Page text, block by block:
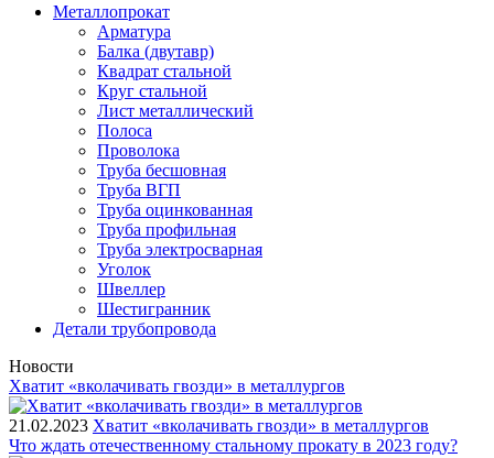
Металлопрокат
Арматура
Балка (двутавр)
Квадрат стальной
Круг стальной
Лист металлический
Полоса
Проволока
Труба бесшовная
Труба ВГП
Труба оцинкованная
Труба профильная
Труба электросварная
Уголок
Швеллер
Шестигранник
Детали трубопровода
Новости
Хватит «вколачивать гвозди» в металлургов
21.02.2023 Хватит «вколачивать гвозди» в металлургов
Что ждать отечественному стальному прокату в 2023 году?